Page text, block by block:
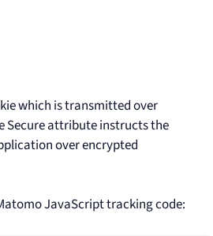
which is transmitted over
Secure attribute instructs the
over encrypted
JavaScript tracking code: